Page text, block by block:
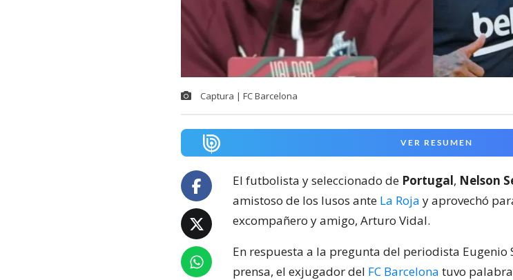
Captura | FC Barcelona
VER RESUMEN
El futbolista y seleccionado de Portugal, Nelson
amistoso de los lusos ante La Roja y aprovechó
excompañero y amigo, Arturo Vidal.
En respuesta a la pregunta del periodista Eugenio
prensa, el exjugador del FC Barcelona tuvo